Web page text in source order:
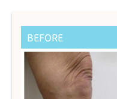
BEFORE